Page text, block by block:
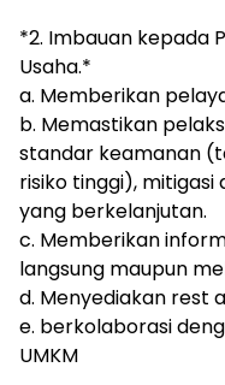
*2. Imbauan kepada
Usaha.*
a. Memberikan
b. Memastikan
standar keamanan
risiko tinggi), mitigasi
yang berkelanjutan.
c. Memberikan
langsung maupun
d. Menyediakan rest
e. berkolaborasi
UMKM